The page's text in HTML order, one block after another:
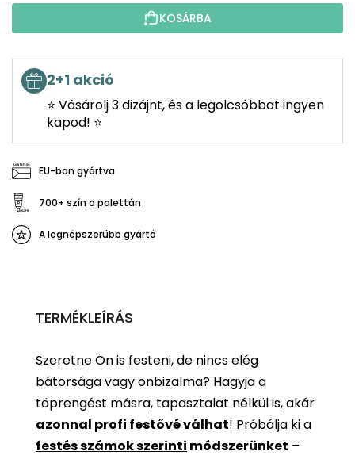
KOSÁRBA
2+1 akció
⭐ Vásárolj 3 dizájnt, és a legolcsóbbat ingyen
kapod! ⭐
EU-ban gyártva
700+ szín a palettán
A legnépszerűbb gyártó
TERMÉKLEÍRÁS
Szeretne Ön is festeni, de nincs elég
bátorsága vagy önbizalma? Hagyja a
töprengést másra, tapasztalat nélkül is, akár
azonnal profi festővé válhat! Próbálja ki a
festés számok szerinti módszerünket –